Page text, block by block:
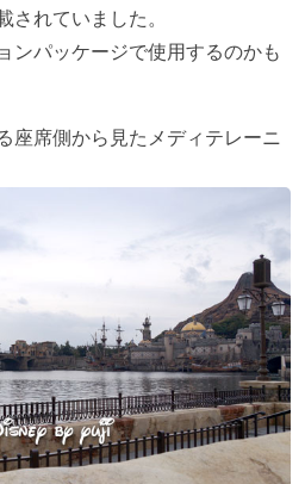
されていました。
ンパッケージで使用するのかも
座席側から見たメディテレーニ